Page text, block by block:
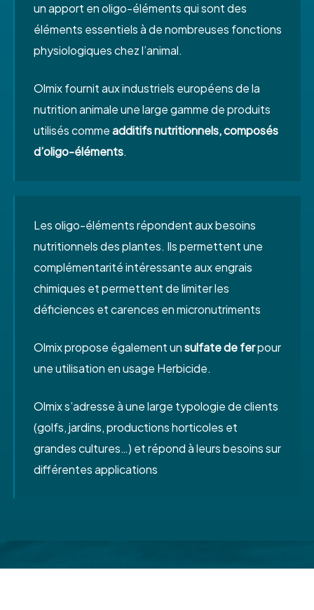
un apport en oligo-éléments qui sont des
éléments essentiels à de nombreuses fonctions
physiologiques chez l’animal.
Olmix fournit aux industriels européens de la
nutrition animale une large gamme de produits
utilisés commeadditifs nutritionnels, composés
d’oligo-éléments.
Les oligo-éléments répondent aux besoins
nutritionnels des plantes. Ils permettent une
complémentarité intéressante aux engrais
chimiques et permettent de limiter les
déficiences et carences en micronutriments
Olmix propose également unsulfate de ferpour
une utilisation en usage Herbicide.
Olmix s’adresse à une large typologie de clients
(golfs, jardins, productions horticoles et
grandes cultures…) et répond à leurs besoins sur
différentes applications